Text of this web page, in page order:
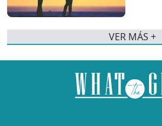
VER MÁS +